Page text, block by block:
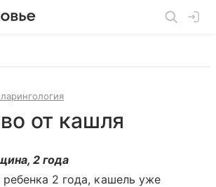
от кашля
2 года
2 года, кашель уже